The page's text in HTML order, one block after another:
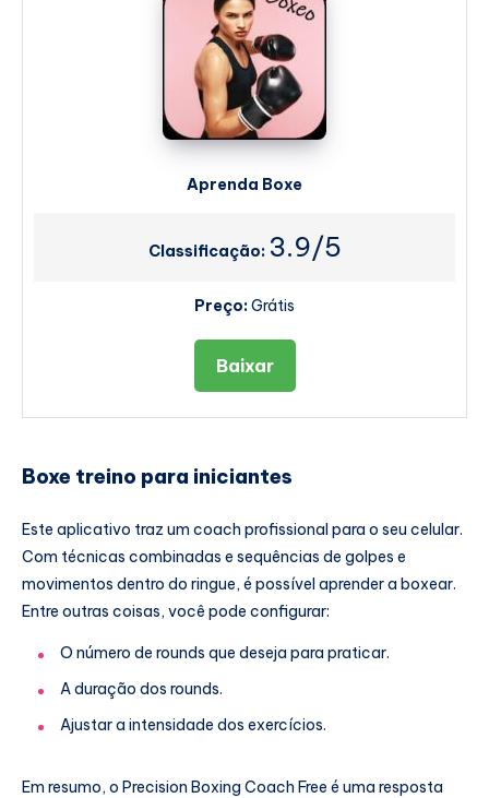
Aprenda Boxe
Classificação: 3.9/5
Preço:Grátis
Baixar
Boxe treino para iniciantes
Este aplicativo traz um coach profissional para o seu celular.
Com técnicas combinadas e sequências de golpes e
movimentos dentro do ringue, é possível aprender a boxear.
Entre outras coisas, você pode configurar:
O número de rounds que deseja para praticar.
A duração dos rounds.
Ajustar a intensidade dos exercícios.
Em resumo, o Precision Boxing Coach Free é uma resposta